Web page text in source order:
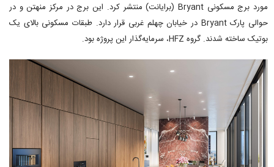
مورد برج مسکونی Bryant (برایانت) منتشر کرد. این برج در مرکز منهتن و در
حوالی پارک Bryant در خیابان چهلم غربی قرار دارد. طبقات مسکونی بالای یک
بوتیک ساخته شدند. گروه HFZ، سرمایه‌گذار این پروژه بود.